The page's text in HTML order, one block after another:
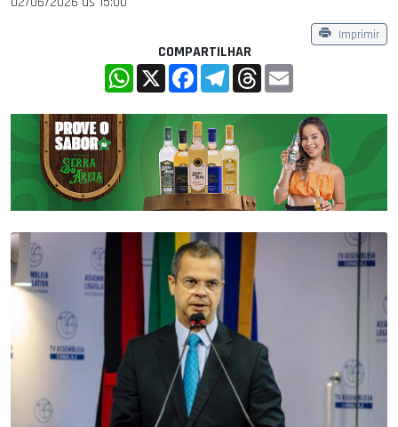
Imprimir
COMPARTILHAR
WhatsApp
X FacebookTelegramThreads